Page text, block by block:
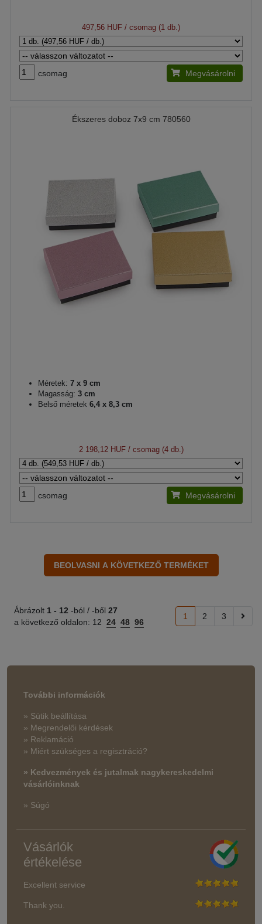
497,56 HUF / csomag (1 db.)
csomag Megvásárolni
Ékszeres doboz 7x9 cm 780560
Méretek: 7 x 9 cm
Magasság: 3 cm
Belső méretek 6,4 x 8,3 cm
2 198,12 HUF/ csomag (4 db.)
csomag Megvásárolni
Ábrázolt 1 - 12 -ból / -ből 27
a következő oldalon: 12 24 48 96
1 2 3
További információk
» Sütik beállítása
» Megrendelői kérdések
» Reklamáció
» Miért szükséges a regisztráció?
» Kedvezmények és jutalmak nagykereskedelmi
vásárlóinknak
» Súgó
Vásárlók
értékelése
Excellent service
Thank you.